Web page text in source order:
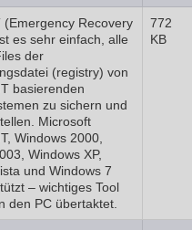
(Emergency Recovery
es sehr einfach, alle
der
(registry) von
basierenden
zu sichern und
Microsoft
Windows 2000,
Windows XP,
und Windows 7
– wichtiges Tool
den PC übertaktet.
772
KB